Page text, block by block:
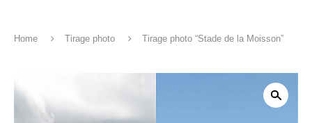
Home Tirage photo Tirage photo “Stade de la Moisson”